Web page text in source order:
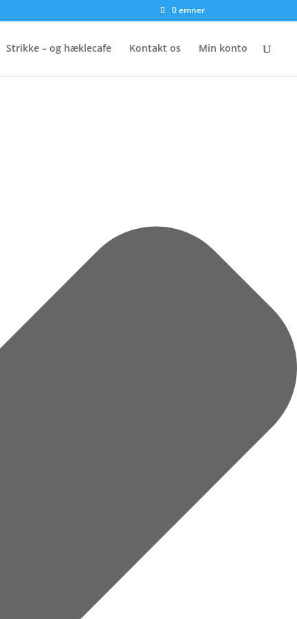
0 emner
Strikke – og hæklecafe Kontakt os Min konto